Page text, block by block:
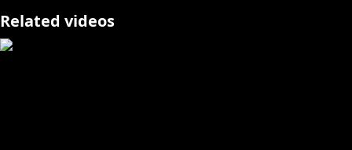
Related videos